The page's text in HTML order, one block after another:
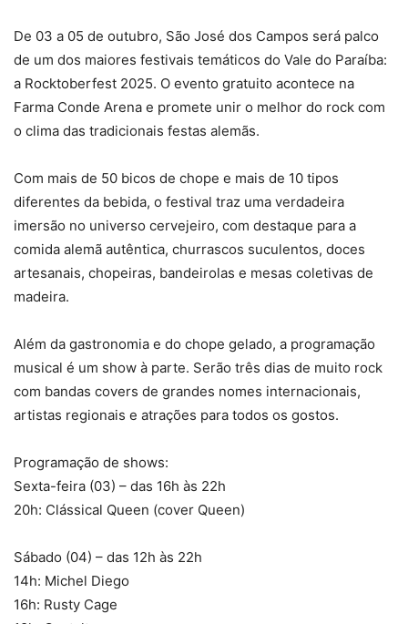
De 03 a 05 de outubro, São José dos Campos será palco
de um dos maiores festivais temáticos do Vale do Paraíba:
a Rocktoberfest 2025. O evento gratuito acontece na
Farma Conde Arena e promete unir o melhor do rock com
o clima das tradicionais festas alemãs.
Com mais de 50 bicos de chope e mais de 10 tipos
diferentes da bebida, o festival traz uma verdadeira
imersão no universo cervejeiro, com destaque para a
comida alemã autêntica, churrascos suculentos, doces
artesanais, chopeiras, bandeirolas e mesas coletivas de
madeira.
Além da gastronomia e do chope gelado, a programação
musical é um show à parte. Serão três dias de muito rock
com bandas covers de grandes nomes internacionais,
artistas regionais e atrações para todos os gostos.
Programação de shows:
Sexta-feira (03) – das 16h às 22h
20h: Clássical Queen (cover Queen)
Sábado (04) – das 12h às 22h
14h: Michel Diego
16h: Rusty Cage